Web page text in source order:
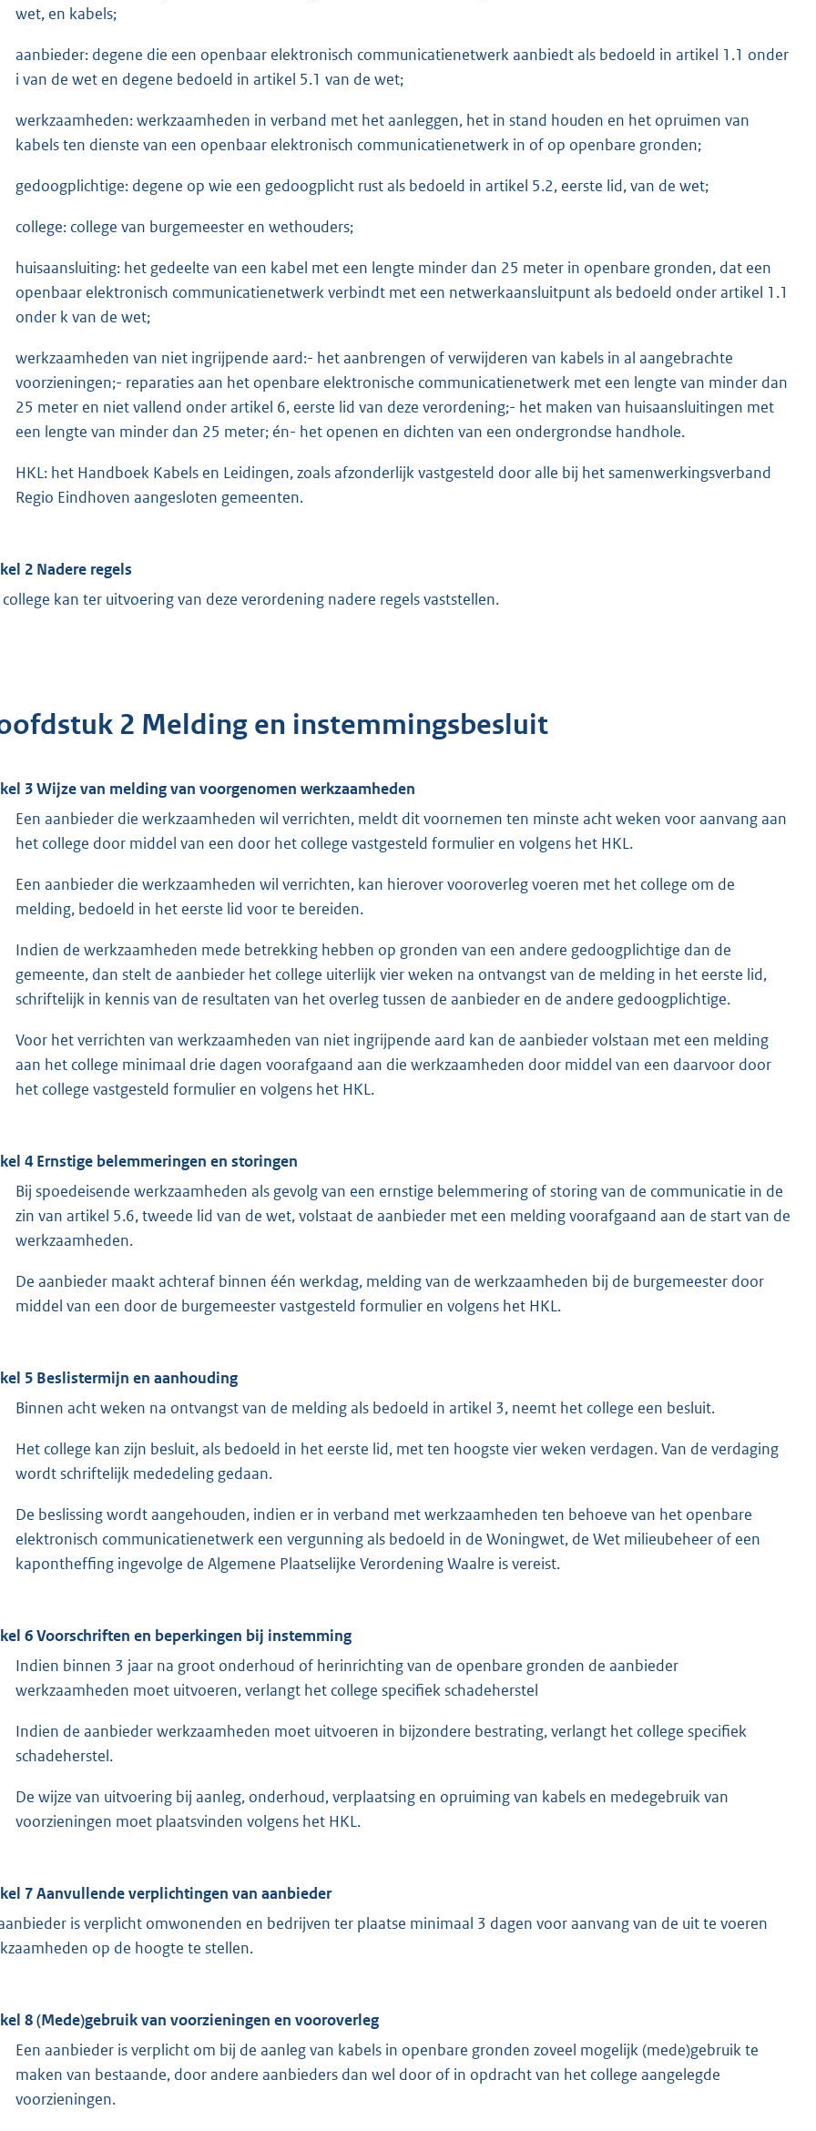
wet, en kabels;
aanbieder: degene die een openbaar elektronisch communicatienetwerk aanbiedt als bedoeld in artikel 1.1 onder
i van de wet en degene bedoeld in artikel 5.1 van de wet;
werkzaamheden: werkzaamheden in verband met het aanleggen, het in stand houden en het opruimen van
kabels ten dienste van een openbaar elektronisch communicatienetwerk in of op openbare gronden;
gedoogplichtige: degene op wie een gedoogplicht rust als bedoeld in artikel 5.2, eerste lid, van de wet;
college: college van burgemeester en wethouders;
huisaansluiting: het gedeelte van een kabel met een lengte minder dan 25 meter in openbare gronden, dat een
openbaar elektronisch communicatienetwerk verbindt met een netwerkaansluitpunt als bedoeld onder artikel 1.1
onder k van de wet;
werkzaamheden van niet ingrijpende aard:- het aanbrengen of verwijderen van kabels in al aangebrachte
voorzieningen;- reparaties aan het openbare elektronische communicatienetwerk met een lengte van minder dan
25 meter en niet vallend onder artikel 6, eerste lid van deze verordening;- het maken van huisaansluitingen met
een lengte van minder dan 25 meter; én- het openen en dichten van een ondergrondse handhole.
HKL: het Handboek Kabels en Leidingen, zoals afzonderlijk vastgesteld door alle bij het samenwerkingsverband
Regio Eindhoven aangesloten gemeenten.
2 Nadere regels
kan ter uitvoering van deze verordening nadere regels vaststellen.
2 Melding en instemmingsbesluit
3 Wijze van melding van voorgenomen werkzaamheden
Een aanbieder die werkzaamheden wil verrichten, meldt dit voornemen ten minste acht weken voor aanvang aan
het college door middel van een door het college vastgesteld formulier en volgens het HKL.
Een aanbieder die werkzaamheden wil verrichten, kan hierover vooroverleg voeren met het college om de
melding, bedoeld in het eerste lid voor te bereiden.
Indien de werkzaamheden mede betrekking hebben op gronden van een andere gedoogplichtige dan de
gemeente, dan stelt de aanbieder het college uiterlijk vier weken na ontvangst van de melding in het eerste lid,
schriftelijk in kennis van de resultaten van het overleg tussen de aanbieder en de andere gedoogplichtige.
Voor het verrichten van werkzaamheden van niet ingrijpende aard kan de aanbieder volstaan met een melding
aan het college minimaal drie dagen voorafgaand aan die werkzaamheden door middel van een daarvoor door
het college vastgesteld formulier en volgens het HKL.
4 Ernstige belemmeringen en storingen
Bij spoedeisende werkzaamheden als gevolg van een ernstige belemmering of storing van de communicatie in de
zin van artikel 5.6, tweede lid van de wet, volstaat de aanbieder met een melding voorafgaand aan de start van de
werkzaamheden.
De aanbieder maakt achteraf binnen één werkdag, melding van de werkzaamheden bij de burgemeester door
middel van een door de burgemeester vastgesteld formulier en volgens het HKL.
5 Beslistermijn en aanhouding
Binnen acht weken na ontvangst van de melding als bedoeld in artikel 3, neemt het college een besluit.
Het college kan zijn besluit, als bedoeld in het eerste lid, met ten hoogste vier weken verdagen. Van de verdaging
wordt schriftelijk mededeling gedaan.
De beslissing wordt aangehouden, indien er in verband met werkzaamheden ten behoeve van het openbare
elektronisch communicatienetwerk een vergunning als bedoeld in de Woningwet, de Wet milieubeheer of een
kapontheffing ingevolge de Algemene Plaatselijke Verordening Waalre is vereist.
6 Voorschriften en beperkingen bij instemming
Indien binnen 3 jaar na groot onderhoud of herinrichting van de openbare gronden de aanbieder
werkzaamheden moet uitvoeren, verlangt het college specifiek schadeherstel
Indien de aanbieder werkzaamheden moet uitvoeren in bijzondere bestrating, verlangt het college specifiek
schadeherstel.
De wijze van uitvoering bij aanleg, onderhoud, verplaatsing en opruiming van kabels en medegebruik van
voorzieningen moet plaatsvinden volgens het HKL.
7 Aanvullende verplichtingen van aanbieder
is verplicht omwonenden en bedrijven ter plaatse minimaal 3 dagen voor aanvang van de uit te voeren
op de hoogte te stellen.
8 (Mede)gebruik van voorzieningen en vooroverleg
Een aanbieder is verplicht om bij de aanleg van kabels in openbare gronden zoveel mogelijk (mede)gebruik te
maken van bestaande, door andere aanbieders dan wel door of in opdracht van het college aangelegde
voorzieningen.